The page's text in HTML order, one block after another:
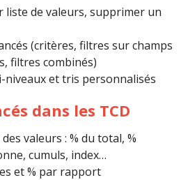
liste de valeurs, supprimer un
(critères, filtres sur champs
filtres combinés)
niveaux et tris personnalisés
dans les TCD
valeurs : % du total, %
cumuls, index…
et % par rapport